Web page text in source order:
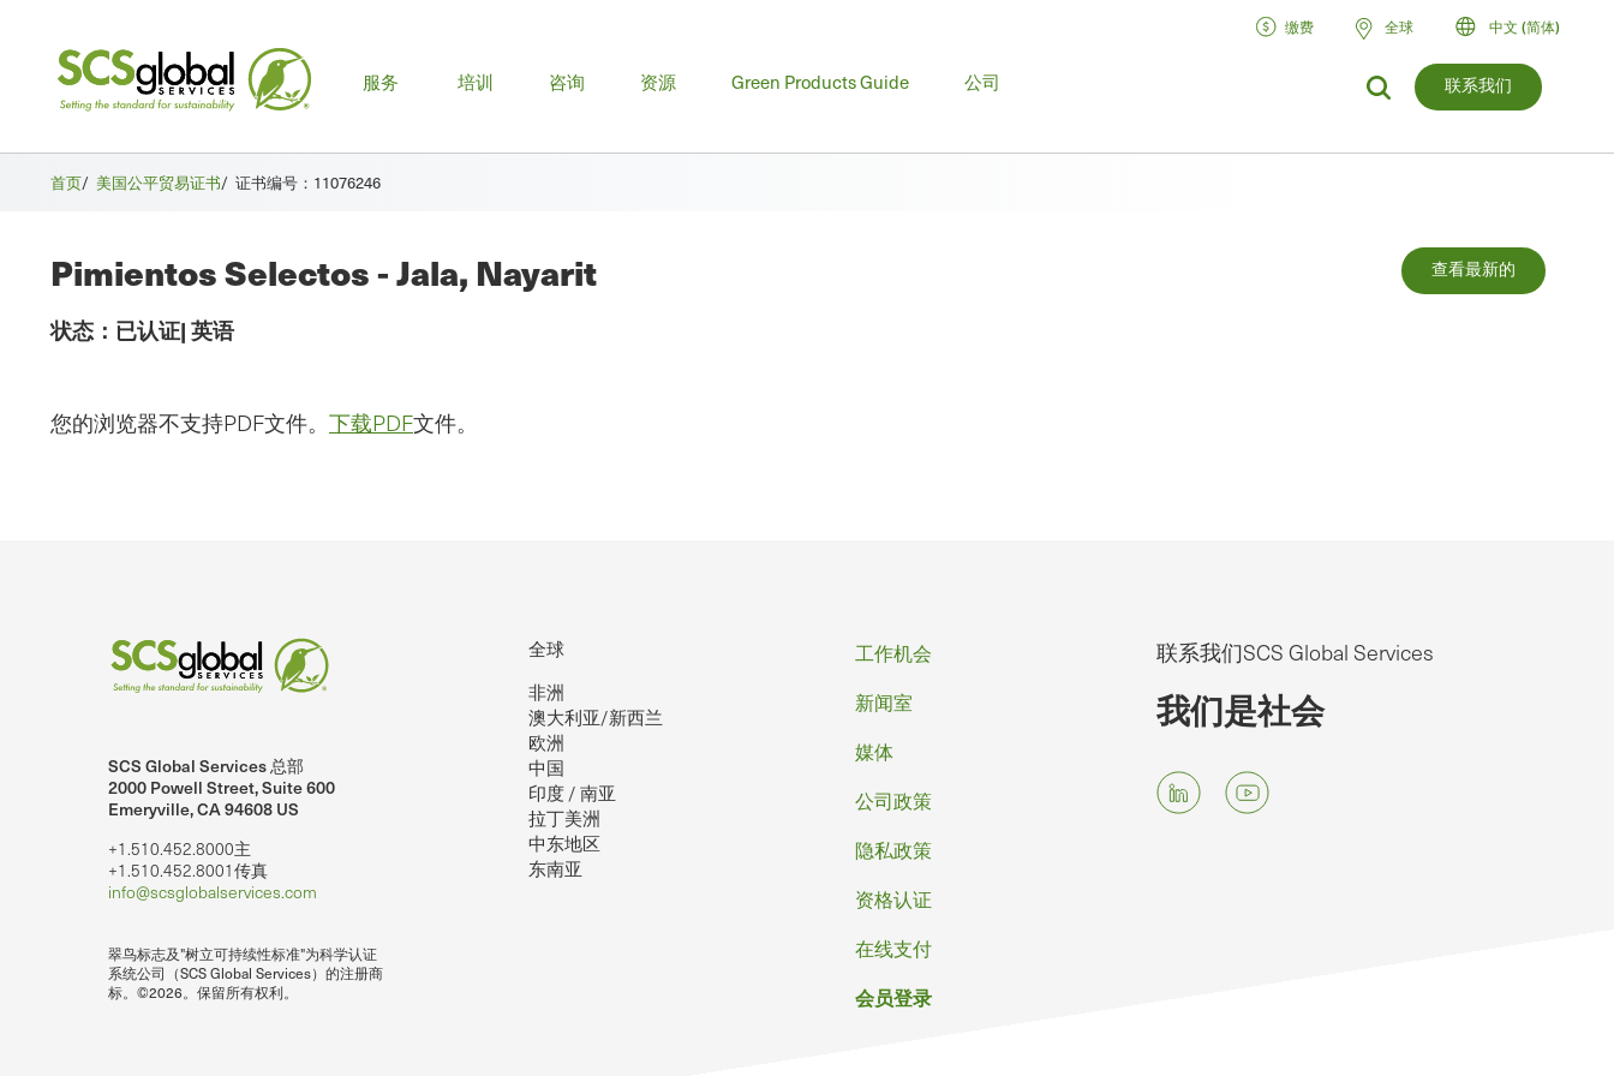
联系我们
服务
主培训 咨询 资源 Green Products Guide 公司
缴费 全球 中文 (简体)
首页/ 美国公平贸易证书/ 证书编号：11076246
Pimientos Selectos - Jala, Nayarit 查看最新的
状态： 已认证| 英语
您的浏览器不支持PDF文件。 下载PDF文件。
SCS Global Services 总部
2000 Powell Street, Suite 600
Emeryville, CA 94608 US
+1.510.452.8000主
+1.510.452.8001传真
info@scsglobalservices.com
翠鸟标志及"树立可持续性标准"为科学认证
系统公司（SCS Global Services）的注册商
标。©2026。保留所有权利。
全球
非洲
澳大利亚/新西兰
欧洲
中国
印度 / 南亚
拉丁美洲
中东地区
东南亚
页
脚
工作机会
新闻室
媒体
公司政策
隐私政策
资格认证
在线支付
会员登录
联系我们SCS Global Services
我们是社会
上的SCSglobalServices。
SCS Global Services 在YouTube上